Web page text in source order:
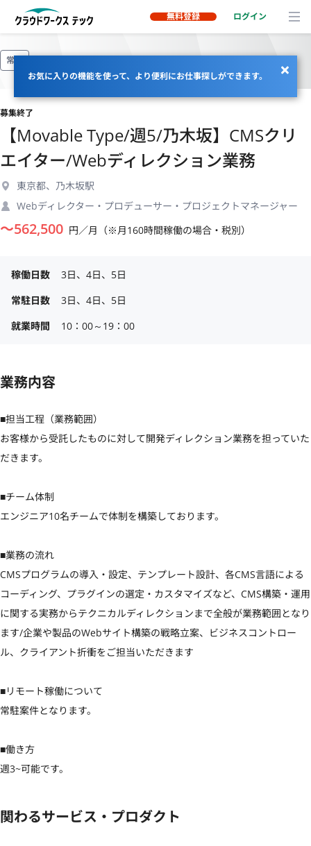
無料登録 ログイン
お気に入りの機能を使って、より便利にお仕事探しができます。
常駐
募集終了
【Movable Type/週5/乃木坂】CMSクリ
エイター/Webディレクション業務
東京都、乃木坂駅
Webディレクター・プロデューサー・プロジェクトマネージャー
〜562,500 円／月（※月160時間稼働の場合・税別）
稼働日数
3日、4日、5日
常駐日数
3日、4日、5日
就業時間
10：00～19：00
業務内容
■担当工程（業務範囲）
お客様から受託したものに対して開発ディレクション業務を担っていた
だきます。
■チーム体制
エンジニア10名チームで体制を構築しております。
■業務の流れ
CMSプログラムの導入・設定、テンプレート設計、各CMS言語による
コーディング、プラグインの選定・カスタマイズなど、CMS構築・運用
に関する実務からテクニカルディレクションまで全般が業務範囲となり
ます/企業や製品のWebサイト構築の戦略立案、ビジネスコントロー
ル、クライアント折衝をご担当いただきます
■リモート稼働について
常駐案件となります。
■働き方
週3~可能です。
関わるサービス・プロダクト